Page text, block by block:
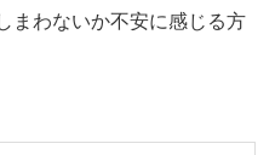
まわないか不安に感じる方